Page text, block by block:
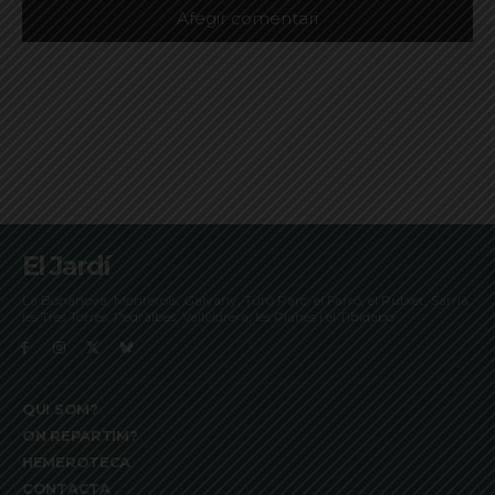
El Jardí
La Bonanova, Monterols, Galvany, Turó Parc, el Farró, el Putxet, Sarrià,
les Tres Torres, Pedralbes, Vallvidrera, les Planes i el Tibidabo
QUI SOM?
ON REPARTIM?
HEMEROTECA
CONTACTA